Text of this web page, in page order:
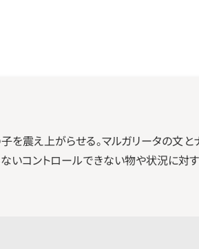
震え上がらせる。マルガリータの文と
いコントロールできない物や状況に対